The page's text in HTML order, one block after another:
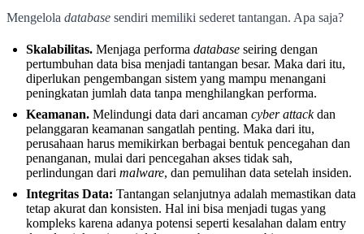
Mengelola database sendiri memiliki sederet tantangan. Apa saja?
Skalabilitas. Menjaga performa database seiring dengan
pertumbuhan data bisa menjadi tantangan besar. Maka dari itu,
diperlukan pengembangan sistem yang mampu menangani
peningkatan jumlah data tanpa menghilangkan performa.
Keamanan. Melindungi data dari ancaman cyber attackdan
pelanggaran keamanan sangatlah penting. Maka dari itu,
perusahaan harus memikirkan berbagai bentuk pencegahan dan
penanganan, mulai dari pencegahan akses tidak sah,
perlindungan dari malware, dan pemulihan data setelah insiden.
Integritas Data: Tantangan selanjutnya adalah memastikan data
tetap akurat dan konsisten. Hal ini bisa menjadi tugas yang
kompleks karena adanya potensi seperti kesalahan dalam entry